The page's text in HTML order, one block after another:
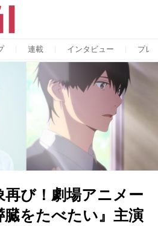
連載 インタビュー プレ
再び！劇場アニメー
臓をたべたい』主演